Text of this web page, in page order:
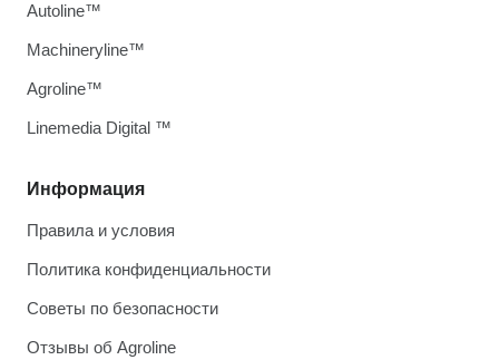
Информация
Правила и условия
Политика конфиденциальности
Советы по безопасности
Отзывы об Agroline
Autoline™
Machineryline™
Agroline™
Linemedia Digital ™